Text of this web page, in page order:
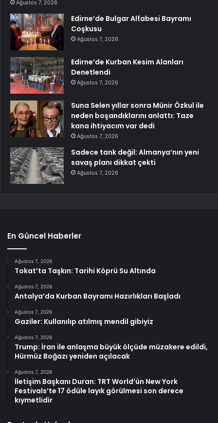
Ağustos 7, 2026
Edirne’de Bulgar Alfabesi Bayramı
Coşkusu
Ağustos 7, 2026
Edirne’de Kurban Kesim Alanları
Denetlendi
Ağustos 7, 2026
Suna Selen yıllar sonra Münir Özkul ile
neden boşandıklarını anlattı: Taze
kana ihtiyacım var dedi
Ağustos 7, 2026
Sadece tank değil: Almanya’nın yeni
savaş planı dikkat çekti
Ağustos 7, 2026
En Güncel Haberler
Ağustos 7, 2026
Tokat’ta Taşkın: Tarihi Köprü Su Altında
Ağustos 7, 2026
Antalya’da Kurban Bayramı Hazırlıkları Başladı
Ağustos 7, 2026
Gaziler: Kullanılıp atılmış mendil gibiyiz
Ağustos 7, 2026
Trump: İran ile anlaşma büyük ölçüde müzakere edildi,
Hürmüz Boğazı yeniden açılacak
Ağustos 7, 2026
İletişim Başkanı Duran: TRT World’ün New York
Festivals’te 17 ödüle layık görülmesi son derece
kıymetlidir